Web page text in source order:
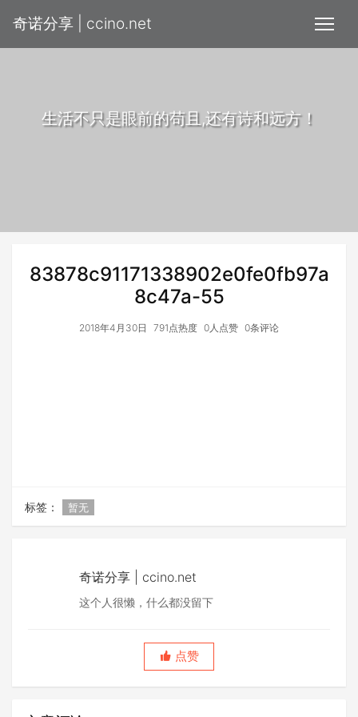
奇诺分享 | ccino.net
生活不只是眼前的苟且,还有诗和远方！
83878c91171338902e0fe0fb97a
8c47a-55
2018年4月30日 791点热度 0人点赞 0条评论
标签： 暂无
奇诺分享 | ccino.net
这个人很懒，什么都没留下
点赞